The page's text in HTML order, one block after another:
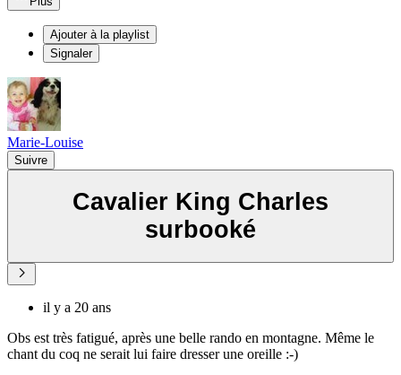
Ajouter à la playlist
Signaler
Marie-Louise
Suivre
Cavalier King Charles
surbooké
il y a 20 ans
Obs est très fatigué, après une belle rando en montagne. Même le
chant du coq ne serait lui faire dresser une oreille :-)